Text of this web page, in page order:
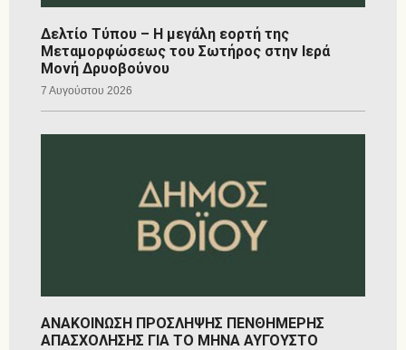
Δελτίο Τύπου – Η μεγάλη εορτή της
Μεταμορφώσεως του Σωτήρος στην Ιερά
Μονή Δρυοβούνου
7 Αυγούστου 2026
ΑΝΑΚΟΙΝΩΣΗ ΠΡΟΣΛΗΨΗΣ ΠΕΝΘΗΜΕΡΗΣ
ΑΠΑΣΧΟΛΗΣΗΣ ΓΙΑ ΤΟ ΜΗΝΑ ΑΥΓΟΥΣΤΟ